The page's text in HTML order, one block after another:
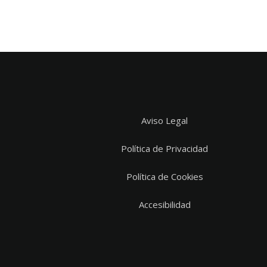
Aviso Legal
Política de Privacidad
Política de Cookies
Accesibilidad